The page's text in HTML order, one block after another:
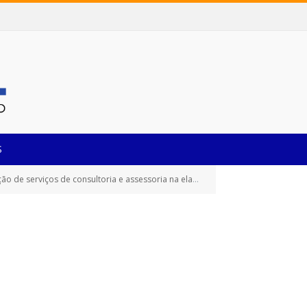
estruturação de projetos de financiamentos e gestão administrativa de contratos/convênios)